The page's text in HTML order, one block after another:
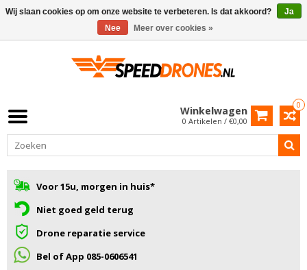
0
Winkelwagen
0 Artikelen / €0,00
Voor 15u, morgen in huis*
Niet goed geld terug
Drone reparatie service
Bel of App 085-0606541
Wij slaan cookies op om onze website te verbeteren. Is dat akkoord?
Ja
Nee
Meer over cookies »